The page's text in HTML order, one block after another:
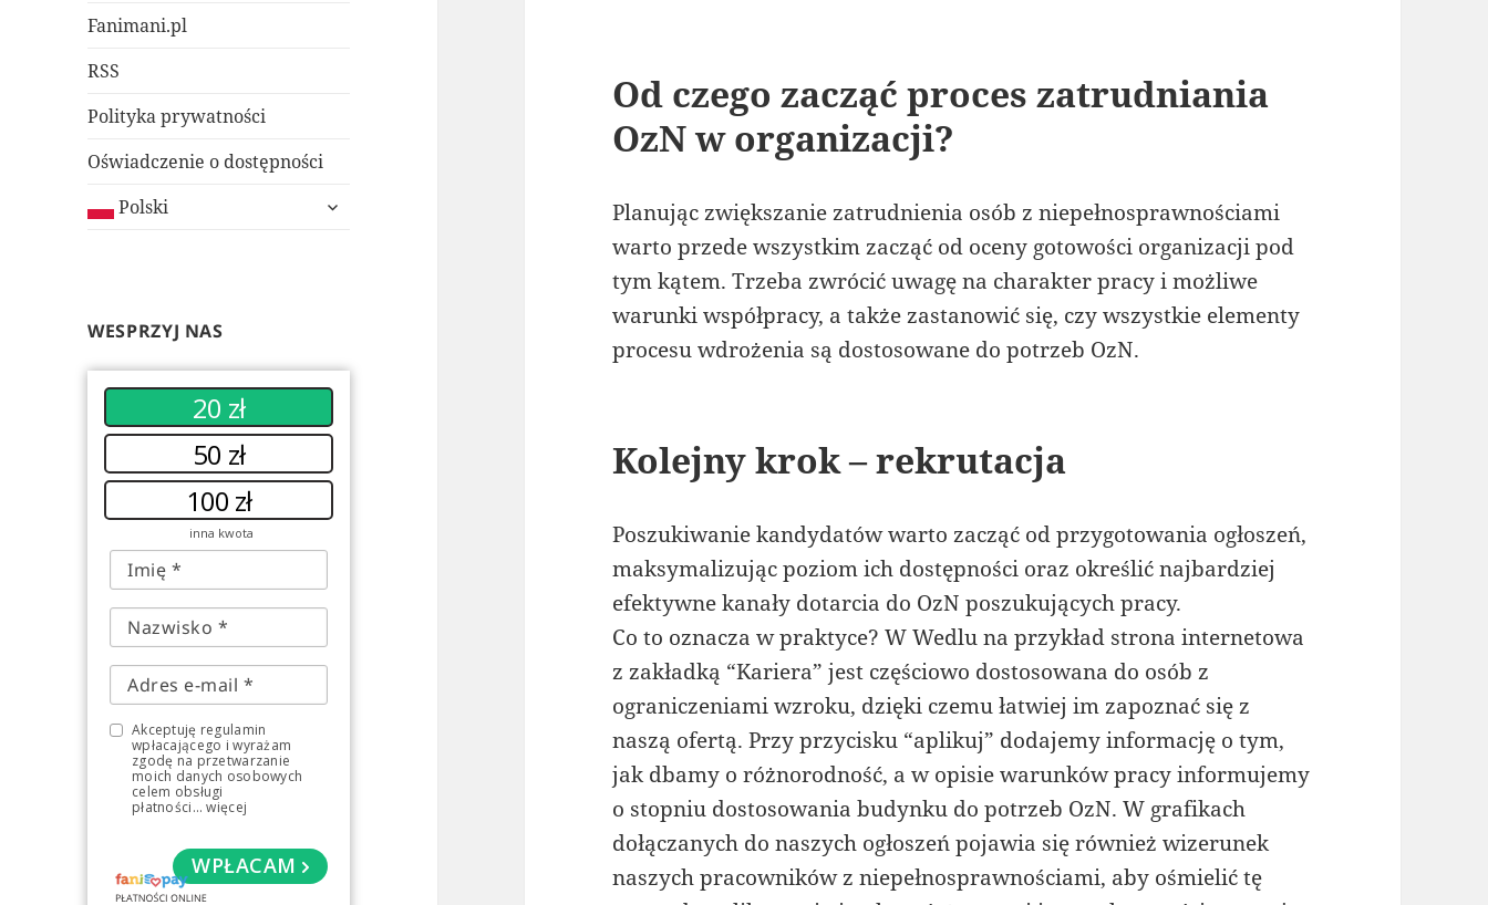
Fanimani.pl
RSS
Polityka prywatności
Oświadczenie o dostępności
Polski
rozwiń
WESPRZYJ NAS
20 zł
50 zł
100 zł
inna kwota
Akceptuję regulamin
wpłacającego i wyrażam
zgodę na przetwarzanie
moich danych osobowych
celem obsługi
płatności... więcej
WPŁACAM
Od czego zacząć proces zatrudniania
OzN w organizacji?
Planując zwiększanie zatrudnienia osób z niepełnosprawnościami
warto przede wszystkim zacząć od oceny gotowości organizacji pod
tym kątem. Trzeba zwrócić uwagę na charakter pracy i możliwe
warunki współpracy, a także zastanowić się, czy wszystkie elementy
procesu wdrożenia są dostosowane do potrzeb OzN.
Kolejny krok – rekrutacja
Poszukiwanie kandydatów warto zacząć od przygotowania ogłoszeń,
maksymalizując poziom ich dostępności oraz określić najbardziej
efektywne kanały dotarcia do OzN poszukujących pracy.
Co to oznacza w praktyce? W Wedlu na przykład strona internetowa
z zakładką “Kariera” jest częściowo dostosowana do osób z
ograniczeniami wzroku, dzięki czemu łatwiej im zapoznać się z
naszą ofertą. Przy przycisku “aplikuj” dodajemy informację o tym,
jak dbamy o różnorodność, a w opisie warunków pracy informujemy
o stopniu dostosowania budynku do potrzeb OzN. W grafikach
dołączanych do naszych ogłoszeń pojawia się również wizerunek
naszych pracowników z niepełnosprawnościami, aby ośmielić tę